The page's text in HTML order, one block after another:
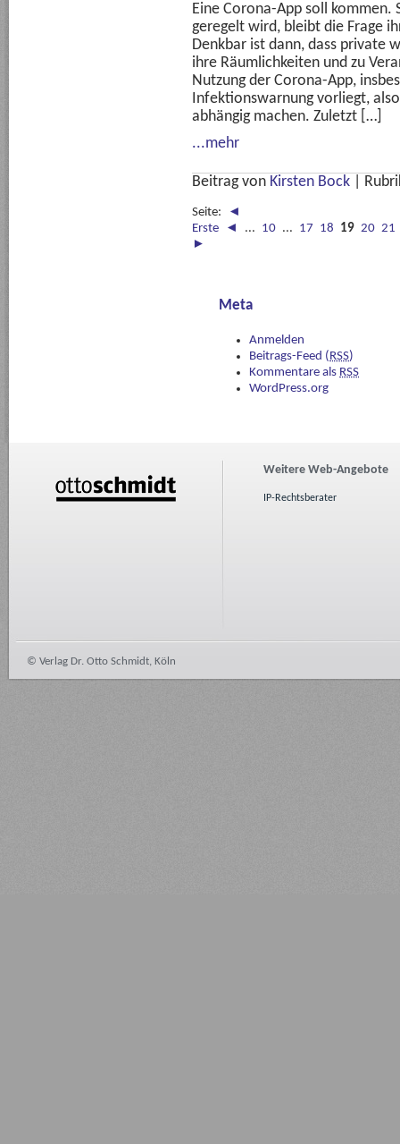
Eine Corona-App soll kommen.
geregelt wird, bleibt die Frage
Denkbar ist dann, dass private
ihre Räumlichkeiten und zu
Nutzung der Corona-App,
Infektionswarnung vorliegt,
abhängig machen. Zuletzt […]
...mehr
Beitrag von Kirsten Bock
Seite:
◄
Erste
◄ ... 10 ... 17 18 19 20 21
►
Meta
Anmelden
Beitrags-Feed (RSS)
Kommentare als RSS
WordPress.org
Weitere Web-Angebote
IP-Rechtsberater
© Verlag Dr. Otto Schmidt, Köln